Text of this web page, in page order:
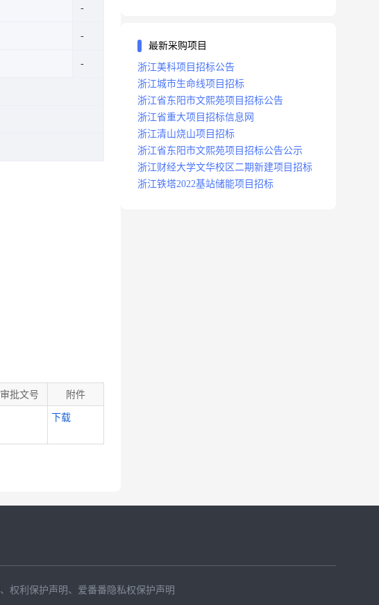
审批文号 附件
下载
最新采购项目
浙江美科项目招标公告
浙江城市生命线项目招标
浙江省东阳市文熙苑项目招标公告
浙江省重大项目招标信息网
浙江清山烧山项目招标
浙江省东阳市文熙苑项目招标公告公示
浙江财经大学文华校区二期新建项目招标
浙江铁塔2022基站储能项目招标
、 权利保护声明 、 爱番番隐私权保护声明